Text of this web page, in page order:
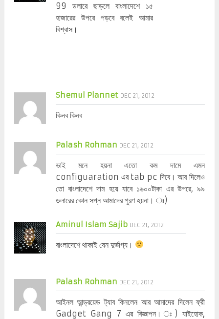
99 ডলারে ছাড়লে বাংলাদেশে ১৫
হাজারের উপরে পড়বে বলেই আমার
বিশ্বাস।
Shemul Plannet DEC 21, 2012
কিনব কিনব
Palash Rohman DEC 21, 2012
ভাই মনে হয়না এতো কম দামে এমন
configuaration এর tab pc দিবে। আর দিলেও
তো বাংলাদেশে দাম হয়ে যাবে ১৬০০টাকা এর উপরে, ৯৯
ডলারের কোন সপ্ন আমাদের পুরণ হয়না। ঃ)
Aminul Islam Sajib DEC 21, 2012
বাংলাদেশে থাকাই যেন দুর্ভাগ্য।
Palash Rohman DEC 21, 2012
আইনল আন্ড্রয়েড ট্যাব কিনলেন আর আমাদের দিলেন ফ্রী
Gadget Gang 7 এর বিজ্ঞাপন। ঃ) যাইহোক,